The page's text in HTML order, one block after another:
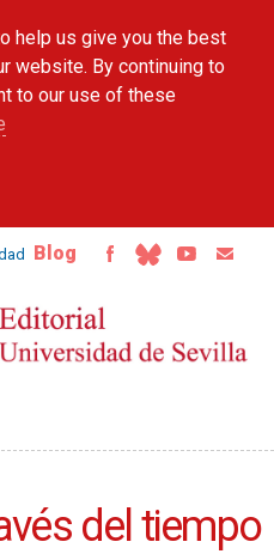
help us give you the best
website. By continuing to
to our use of these
Blog
del tiempo